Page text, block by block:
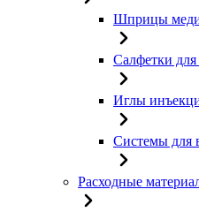
Шприцы
Салфетки
Иглы
Системы для
Расходные